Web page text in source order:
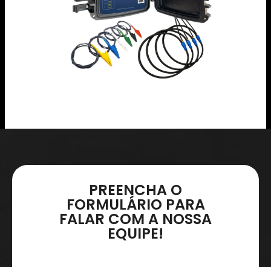
PREENCHA O
FORMULÁRIO PARA
FALAR COM A NOSSA
EQUIPE!